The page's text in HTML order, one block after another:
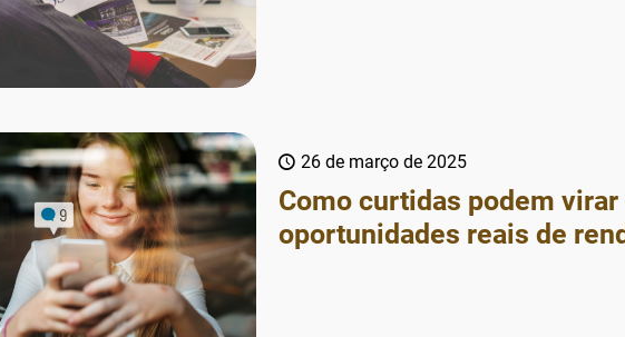
26 de março de 2025
Como curtidas podem virar
oportunidades reais de